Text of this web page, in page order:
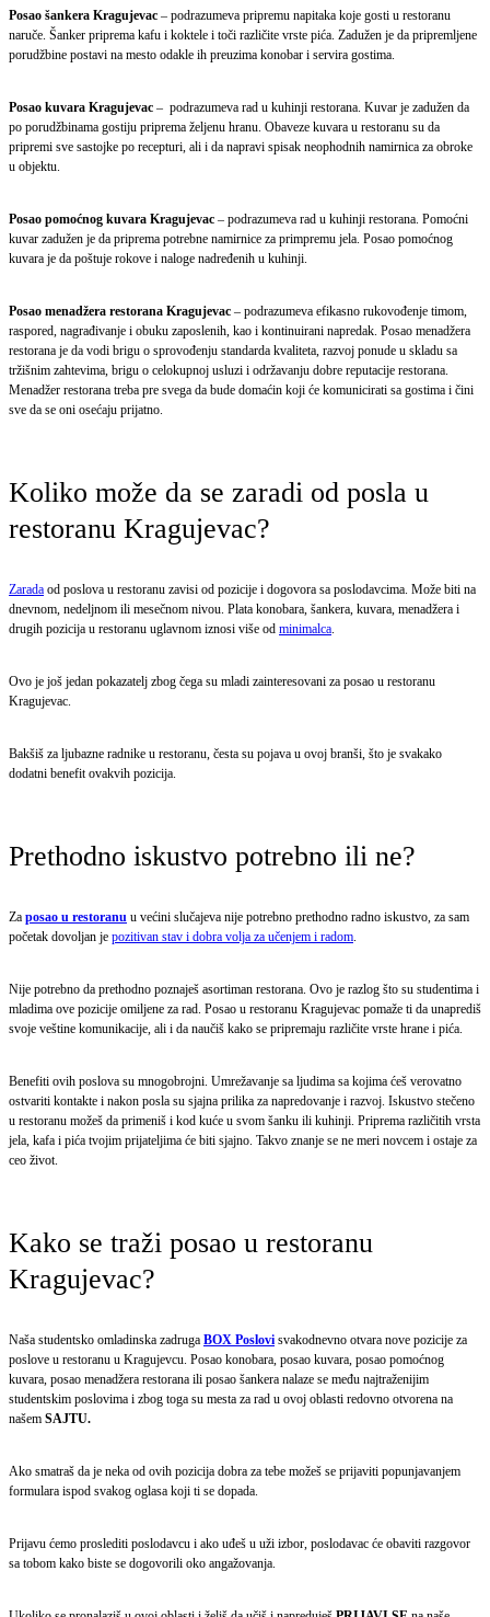
Posao šankera Kragujevac – podrazumeva pripremu napitaka koje gosti u restoranu
naruče. Šanker priprema kafu i koktele i toči različite vrste pića. Zadužen je da pripremljene
porudžbine postavi na mesto odakle ih preuzima konobar i servira gostima.
Posao kuvara Kragujevac – podrazumeva rad u kuhinji restorana. Kuvar je zadužen da
po porudžbinama gostiju priprema željenu hranu. Obaveze kuvara u restoranu su da
pripremi sve sastojke po recepturi, ali i da napravi spisak neophodnih namirnica za obroke
u objektu.
Posao pomoćnog kuvara Kragujevac – podrazumeva rad u kuhinji restorana. Pomoćni
kuvar zadužen je da priprema potrebne namirnice za primpremu jela. Posao pomoćnog
kuvara je da poštuje rokove i naloge nadređenih u kuhinji.
Posao menadžera restorana Kragujevac – podrazumeva efikasno rukovođenje timom,
raspored, nagrađivanje i obuku zaposlenih, kao i kontinuirani napredak. Posao menadžera
restorana je da vodi brigu o sprovođenju standarda kvaliteta, razvoj ponude u skladu sa
tržišnim zahtevima, brigu o celokupnoj usluzi i održavanju dobre reputacije restorana.
Menadžer restorana treba pre svega da bude domaćin koji će komunicirati sa gostima i čini
sve da se oni osećaju prijatno.
Koliko može da se zaradi od posla u
restoranu Kragujevac?
Zarada od poslova u restoranu zavisi od pozicije i dogovora sa poslodavcima. Može biti na
dnevnom, nedeljnom ili mesečnom nivou. Plata konobara, šankera, kuvara, menadžera i
drugih pozicija u restoranu uglavnom iznosi više od minimalca.
Ovo je još jedan pokazatelj zbog čega su mladi zainteresovani za posao u restoranu
Kragujevac.
Bakšiš za ljubazne radnike u restoranu, česta su pojava u ovoj branši, što je svakako
dodatni benefit ovakvih pozicija.
Prethodno iskustvo potrebno ili ne?
Za posao u restoranu u većini slučajeva nije potrebno prethodno radno iskustvo, za sam
početak dovoljan je pozitivan stav i dobra volja za učenjem i radom.
Nije potrebno da prethodno poznaješ asortiman restorana. Ovo je razlog što su studentima i
mladima ove pozicije omiljene za rad. Posao u restoranu Kragujevac pomaže ti da unaprediš
svoje veštine komunikacije, ali i da naučiš kako se pripremaju različite vrste hrane i pića.
Benefiti ovih poslova su mnogobrojni. Umrežavanje sa ljudima sa kojima ćeš verovatno
ostvariti kontakte i nakon posla su sjajna prilika za napredovanje i razvoj. Iskustvo stečeno
u restoranu možeš da primeniš i kod kuće u svom šanku ili kuhinji. Priprema različitih vrsta
jela, kafa i pića tvojim prijateljima će biti sjajno. Takvo znanje se ne meri novcem i ostaje za
ceo život.
Kako se traži posao u restoranu
Kragujevac?
Naša studentsko omladinska zadruga BOX Poslovi svakodnevno otvara nove pozicije za
poslove u restoranu u Kragujevcu. Posao konobara, posao kuvara, posao pomoćnog
kuvara, posao menadžera restorana ili posao šankera nalaze se među najtraženijim
studentskim poslovima i zbog toga su mesta za rad u ovoj oblasti redovno otvorena na
našem SAJTU.
Ako smatraš da je neka od ovih pozicija dobra za tebe možeš se prijaviti popunjavanjem
formulara ispod svakog oglasa koji ti se dopada.
Prijavu ćemo proslediti poslodavcu i ako uđeš u uži izbor, poslodavac će obaviti razgovor
sa tobom kako biste se dogovorili oko angažovanja.